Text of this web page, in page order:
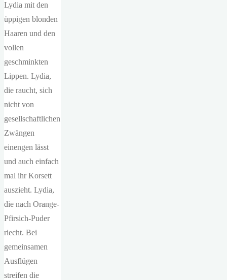
Lydia mit den
üppigen blonden
Haaren und den
vollen
geschminkten
Lippen. Lydia,
die raucht, sich
nicht von
gesellschaftlichen
Zwängen
einengen lässt
und auch einfach
mal ihr Korsett
auszieht. Lydia,
die nach Orange-
Pfirsich-Puder
riecht. Bei
gemeinsamen
Ausflügen
streifen die